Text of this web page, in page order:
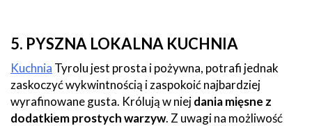
5. PYSZNA LOKALNA KUCHNIA
Kuchnia Tyrolu jest prosta i pożywna, potrafi jednak
zaskoczyć wykwintnością i zaspokoić najbardziej
wyrafinowane gusta. Królują w niejdania mięsne z
dodatkiem prostych warzyw. Z uwagi na możliwość